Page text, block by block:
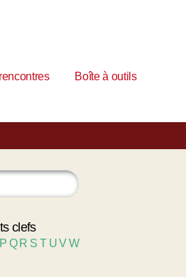
Boîte à outils
clefs
P Q R S T UVW